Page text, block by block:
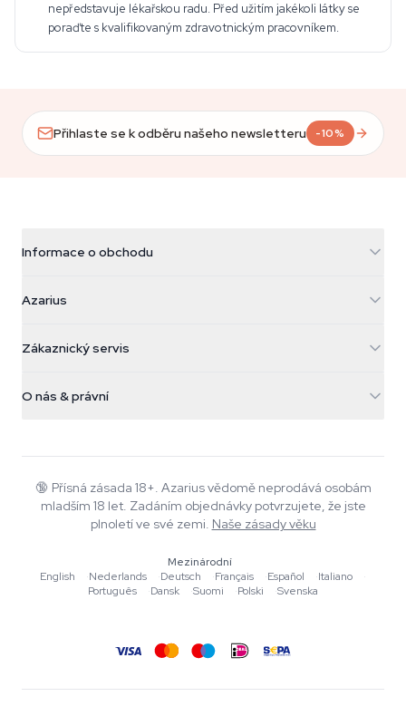
nepředstavuje lékařskou radu. Před užitím jakékoli látky se
poraďte s kvalifikovaným zdravotnickým pracovníkem.
Přihlaste se k odběru našeho newsletteru -10%
Informace o obchodu
Galvaniweg 11
Nederland
+31(0)204897914
Azarius
Kouzelné houby
Smokeshop
Zákaznický servis
Pravidla vrácení
Časté dotazy
Zásady ochrany osobních údajů
O nás & právní
Wiki
Blog
Autoři
Nástroje a kalkulačky
🔞 Přísná zásada 18+. Azarius vědomě neprodává osobám
mladším 18 let. Zadáním objednávky potvrzujete, že jste
plnoletí ve své zemi. Naše zásady věku
Mezinárodní
English
·Nederlands ·Deutsch ·Français ·Español ·Italiano
·
Português
·Dansk ·Suomi ·Polski ·Svenska